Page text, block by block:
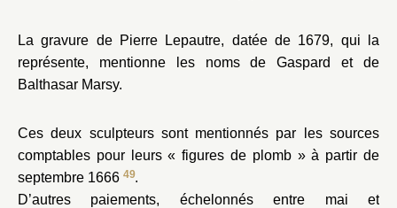
La gravure de Pierre Lepautre, datée de 1679, qui la
représente, mentionne les noms de Gaspard et de
Balthasar Marsy.
Ces deux sculpteurs sont mentionnés par les sources
comptables pour leurs « figures de plomb » à partir de
septembre 1666 49.
D’autres paiements, échelonnés entre mai et